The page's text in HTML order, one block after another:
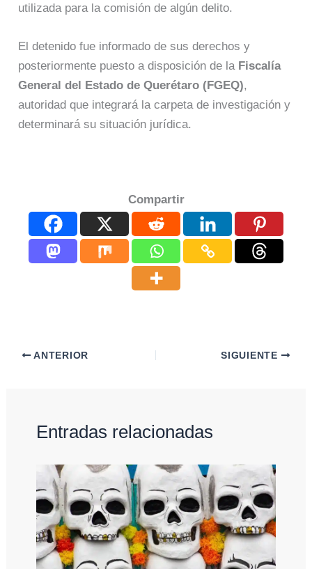
utilizada para la comisión de algún delito.
El detenido fue informado de sus derechos y
posteriormente puesto a disposición de la Fiscalía
General del Estado de Querétaro (FGEQ),
autoridad que integrará la carpeta de investigación y
determinará su situación jurídica.
Compartir
ANTERIOR SIGUIENTE
Entradas relacionadas